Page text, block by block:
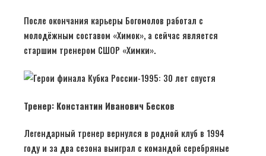
После окончания карьеры Богомолов работал с
молодёжным составом «Химок», а сейчас является
старшим тренером СШОР «Химки».
Тренер: Константин Иванович Бесков
Легендарный тренер вернулся в родной клуб в 1994
году и за два сезона выиграл с командой серебряные